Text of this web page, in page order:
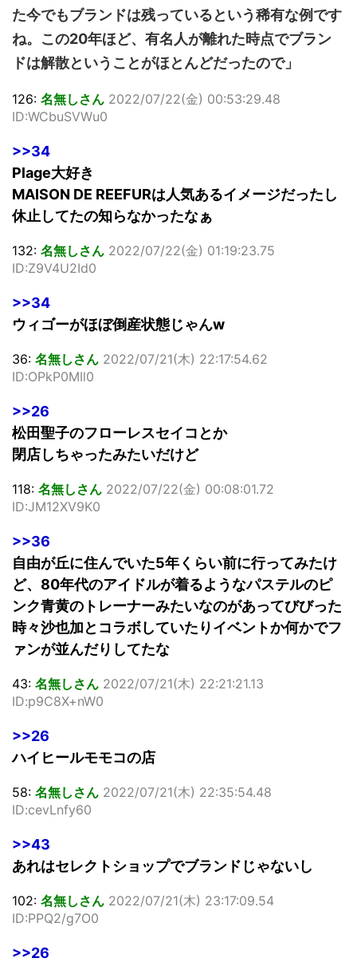
た今でもブランドは残っているという稀有な例です
ね。この20年ほど、有名人が離れた時点でブラン
ドは解散ということがほとんどだったので」
126: 名無しさん 2022/07/22(金) 00:53:29.48
ID:WCbuSVWu0
>>34
Plage大好き
MAISON DE REEFURは人気あるイメージだったし
休止してたの知らなかったなぁ
132: 名無しさん 2022/07/22(金) 01:19:23.75
ID:Z9V4U2Id0
>>34
ウィゴーがほぼ倒産状態じゃんw
36: 名無しさん 2022/07/21(木) 22:17:54.62
ID:OPkP0MIl0
>>26
松田聖子のフローレスセイコとか
閉店しちゃったみたいだけど
118: 名無しさん 2022/07/22(金) 00:08:01.72
ID:JM12XV9K0
>>36
自由が丘に住んでいた5年くらい前に行ってみたけ
ど、80年代のアイドルが着るようなパステルのピ
ンク青黄のトレーナーみたいなのがあってびびった
時々沙也加とコラボしていたりイベントか何かでフ
ァンが並んだりしてたな
43: 名無しさん 2022/07/21(木) 22:21:21.13
ID:p9C8X+nW0
>>26
ハイヒールモモコの店
58: 名無しさん 2022/07/21(木) 22:35:54.48
ID:cevLnfy60
>>43
あれはセレクトショップでブランドじゃないし
102: 名無しさん 2022/07/21(木) 23:17:09.54
ID:PPQ2/g7O0
>>26